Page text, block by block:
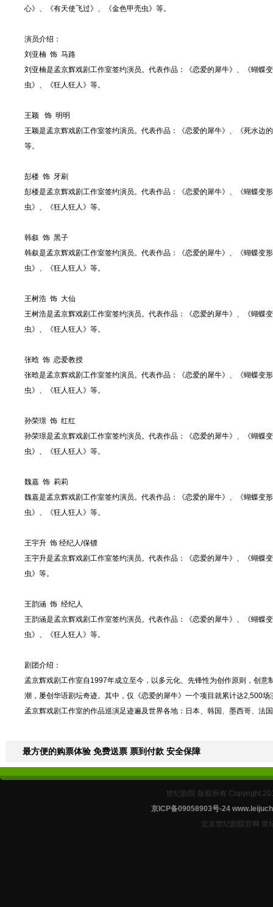
心》、《有天使飞过》、《金色甲壳虫》等。
演员介绍：
刘亚楠 饰 马路
刘亚楠是孟京辉戏剧工作室签约演员。代表作品：《恋爱的犀牛》、《蝴蝶
虫》、《狂人狂人》等。
王颖 饰 明明
王颖是孟京辉戏剧工作室签约演员。代表作品：《恋爱的犀牛》、《死水边
等。
彭楼 饰 牙刷
彭楼是孟京辉戏剧工作室签约演员。代表作品：《恋爱的犀牛》、《蝴蝶变
虫》、《狂人狂人》等。
韩叙 饰 黑子
韩叙是孟京辉戏剧工作室签约演员。代表作品：《恋爱的犀牛》、《蝴蝶变
虫》、《狂人狂人》等。
王树浩 饰 大仙
王树浩是孟京辉戏剧工作室签约演员。代表作品：《恋爱的犀牛》、《蝴蝶
虫》、《狂人狂人》等。
张晗 饰 恋爱教授
张晗是孟京辉戏剧工作室签约演员。代表作品：《恋爱的犀牛》、《蝴蝶变
虫》、《狂人狂人》等。
孙荣璟 饰 红红
孙荣璟是孟京辉戏剧工作室签约演员。代表作品：《恋爱的犀牛》、《蝴蝶
虫》、《狂人狂人》等。
魏嘉 饰 莉莉
魏嘉是孟京辉戏剧工作室签约演员。代表作品：《恋爱的犀牛》、《蝴蝶变
虫》、《狂人狂人》等。
王宇升 饰 经纪人/保镖
王宇升是孟京辉戏剧工作室签约演员。代表作品：《恋爱的犀牛》、《蝴蝶
虫》等。
王韵涵 饰 经纪人
王韵涵是孟京辉戏剧工作室签约演员。代表作品：《恋爱的犀牛》、《蝴蝶
虫》、《狂人狂人》等。
剧团介绍：
孟京辉戏剧工作室自1997年成立至今，以多元化、先锋性为创作原则，创
潮，屡创华语剧坛奇迹。其中，仅《恋爱的犀牛》一个项目就累计达2,500场
孟京辉戏剧工作室的作品巡演足迹遍及世界各地：日本、韩国、墨西哥、法
最方便的购票体验 免费送票 票到付款 安全保障
世纪剧院 版权所有 Copyright
京ICP备09058903号-24
北京世纪剧院官网 世